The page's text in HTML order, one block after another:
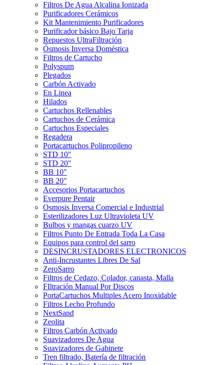
Filtros De Agua Alcalina Ionizada
Purificadores Cerámicos
Kit Mantenimiento Purificadores
Purificador básico Bajo Tarja
Repuestos UltraFiltración
Ósmosis Inversa Doméstica
Filtros de Cartucho
Polyspum
Plegados
Carbón Activado
En Linea
Hilados
Cartuchos Rellenables
Cartuchos de Cerámica
Cartuchos Especiales
Regadera
Portacartuchos Polipropileno
STD 10"
STD 20"
BB 10"
BB 20"
Accesorios Portacartuchos
Everpure Pentair
Osmosis Inversa Comercial e Industrial
Esterilizadores Luz Ultravioleta UV
Bulbos y mangas cuarzo UV
Filtros Punto De Entrada Toda La Casa
Equipos para control del sarro
DESINCRUSTADORES ELECTRONICOS
Anti-Incrustantes Libres De Sal
ZeroSarro
Filtros de Cedazo, Colador, canasta, Malla
FIltración Manual Por Discos
PortaCartuchos Multiples Acero Inoxidable
Filtros Lecho Profundo
NextSand
Zeolita
Filtros Carbón Activado
Suavizadores De Agua
Suavizadores de Gabinete
Tren filtrado, Batería de filtración